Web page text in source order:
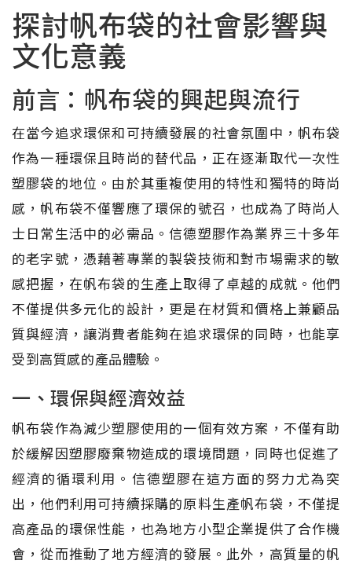
探討帆布袋的社會影響與
文化意義
前言：帆布袋的興起與流行
在當今追求環保和可持續發展的社會氛圍中，帆布袋
作為一種環保且時尚的替代品，正在逐漸取代一次性
塑膠袋的地位。由於其重複使用的特性和獨特的時尚
感，帆布袋不僅響應了環保的號召，也成為了時尚人
士日常生活中的必需品。信德塑膠作為業界三十多年
的老字號，憑藉著專業的製袋技術和對市場需求的敏
感把握，在帆布袋的生產上取得了卓越的成就。他們
不僅提供多元化的設計，更是在材質和價格上兼顧品
質與經濟，讓消費者能夠在追求環保的同時，也能享
受到高質感的產品體驗。
一、環保與經濟效益
帆布袋作為減少塑膠使用的一個有效方案，不僅有助
於緩解因塑膠廢棄物造成的環境問題，同時也促進了
經濟的循環利用。信德塑膠在這方面的努力尤為突
出，他們利用可持續採購的原料生產帆布袋，不僅提
高產品的環保性能，也為地方小型企業提供了合作機
會，從而推動了地方經濟的發展。此外，高質量的帆